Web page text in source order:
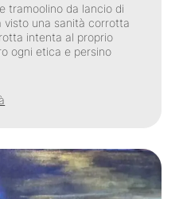
tramoolino da lancio di
una sanità corrotta
intenta al proprio
ogni etica e persino